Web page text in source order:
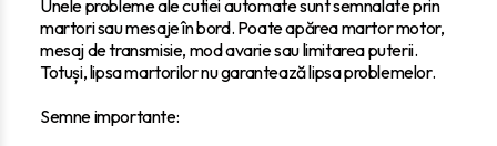
Unele probleme ale cutiei automate sunt semnalate prin
martori sau mesaje în bord. Poate apărea martor motor,
mesaj de transmisie, mod avarie sau limitarea puterii.
Totuși, lipsa martorilor nu garantează lipsa problemelor.
Semne importante: